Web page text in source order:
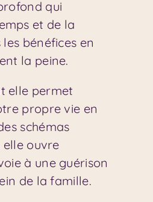
qui
et de la
bénéfices en
la peine.
elle permet
propre vie en
schémas
elle ouvre
à une guérison
de la famille.